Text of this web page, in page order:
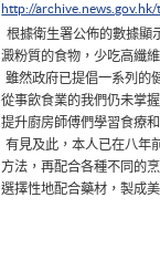
http://
根據衛生署公佈的數據顯
澱粉質的食物，少吃高纖
雖然政府已提倡一系列的
從事飲食業的我們仍未掌
提升廚房師傅們學習食療
有見及此，本人已在八年
方法，再配合各種不同的
選擇性地配合藥材，製成